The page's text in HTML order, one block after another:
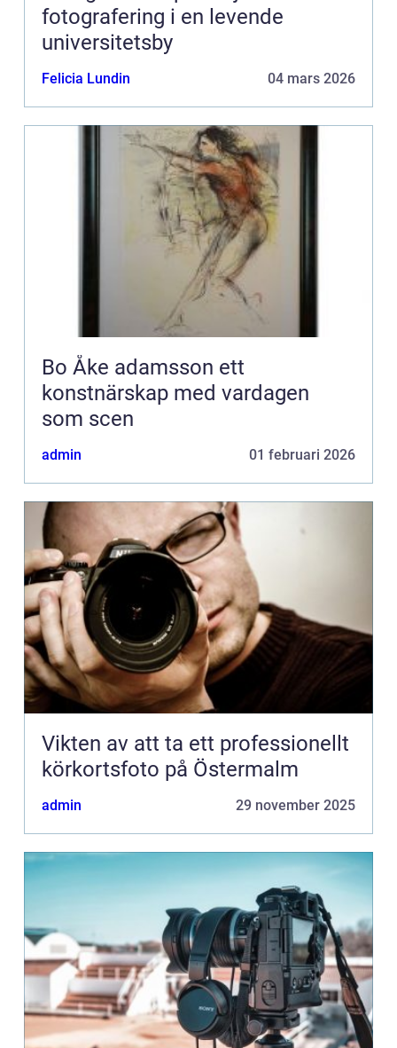
fotografering i en levende
universitetsby
Felicia Lundin 04 mars 2026
Bo Åke adamsson ett
konstnärskap med vardagen
som scen
admin 01 februari 2026
Vikten av att ta ett professionellt
körkortsfoto på Östermalm
admin 29 november 2025